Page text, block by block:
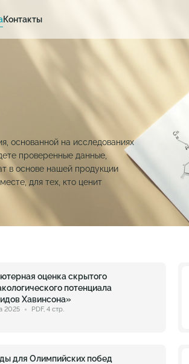
Контакты
основанной на исследованиях
проверенные данные,
в основе нашей продукции
для тех, кто ценит
оценка скрытого
потенциала
Хавинсона»
2025 PDF, 4 стр.
для Олимпийских побед